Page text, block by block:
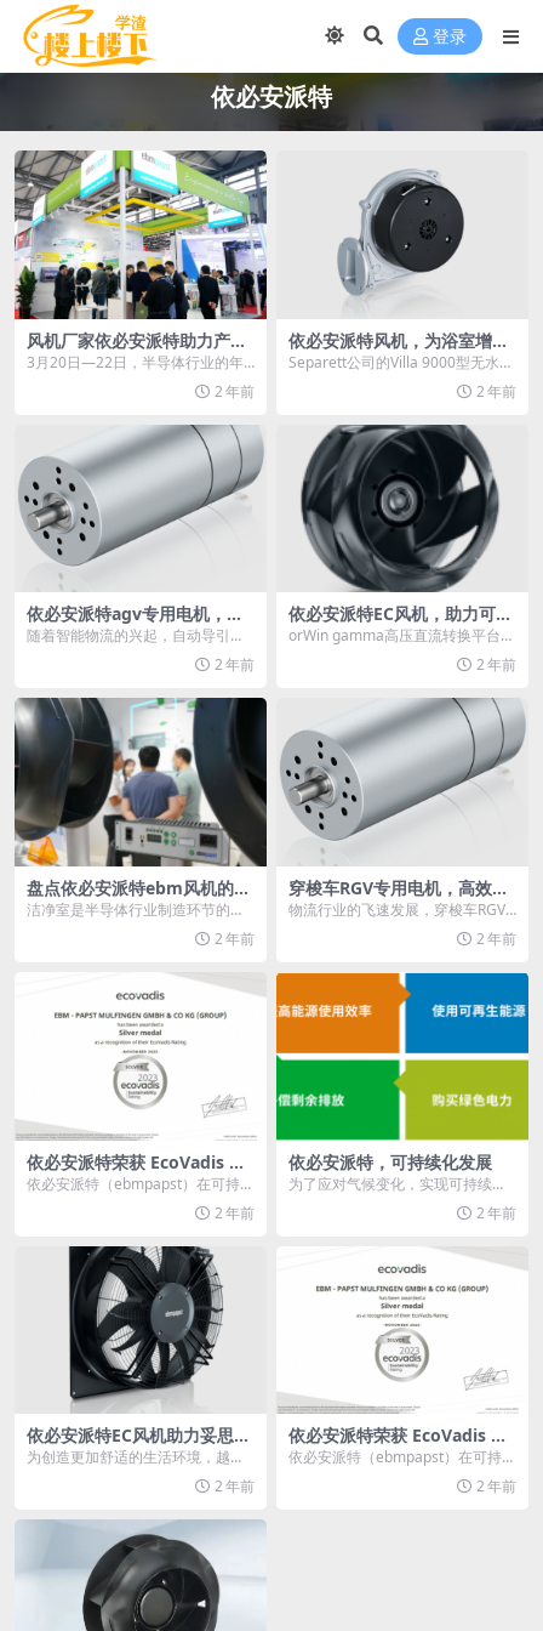
登录
依必安派特
风机厂家依必安派特助力产业
“芯”未来
3月20日—22日，半导体行业的年
度盛会—SEMICON China 2024
2 年前
依必安派特风机，为浴室增加
了舒适感
Separett公司的Villa 9000型无水马
桶不仅为瑞典家庭提供了卫生间
2 年前
依必安派特agv专用电机，为a
gv提供强大动力支持
随着智能物流的兴起，自动导引车
（agv）已成为现代仓储和生产线上
2 年前
依必安派特EC风机，助力可再
生资源平台
orWin gamma高压直流转换平台位
于德国北海海岸130公里处，重约1
2 年前
盘点依必安派特ebm风机的精
彩瞬间
洁净室是半导体行业制造环节的重
要一环，它对通风系统的要求较
高，包括高空气交换率、...
2 年前
穿梭车RGV专用电机，高效能
背后的秘密武器
物流行业的飞速发展，穿梭车RGV
（Rail Guided Vehicle有轨制导...
2 年前
依必安派特荣获 EcoVadis 银
牌
依必安派特（ebmpapst）在可持续
发展领域取得了重大进步，在新的E
2 年前
依必安派特，可持续化发展
为了应对气候变化，实现可持续发
展，各个国家相应推出各自的气候
2 年前
依必安派特EC风机助力妥思冷
梁空调系统
为创造更加舒适的生活环境，越来
越多的家庭开始选择智能家居系
统，作为空调通风领域设...
2 年前
依必安派特荣获 EcoVadis 银
牌
依必安派特（ebmpapst）在可持续
发展领域取得了重大进步，在新的E
2 年前